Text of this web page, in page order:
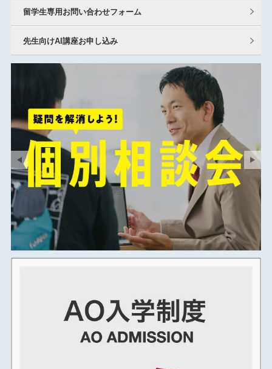
留学生専用お問い合わせフォーム
先生向けAI講座お申し込み